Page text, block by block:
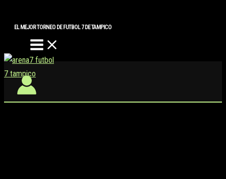
EL MEJOR TORNEO DE FUTBOL 7 DE TAMPICO